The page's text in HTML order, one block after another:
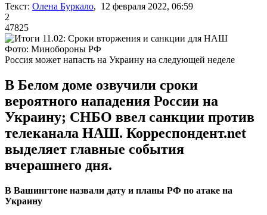
Текст: Олена Буркало, 12 февраля 2022, 06:59
2
47825
Фото: Минобороны РФ
Россия может напасть на Украину на следующей неделе
В Белом доме озвучили сроки
вероятного нападения России на
Украину; СНБО ввел санкции против
телеканала НАШ. Корреспондент.net
выделяет главные события
вчерашнего дня.
В Вашингтоне назвали дату и планы РФ по атаке на
Украину